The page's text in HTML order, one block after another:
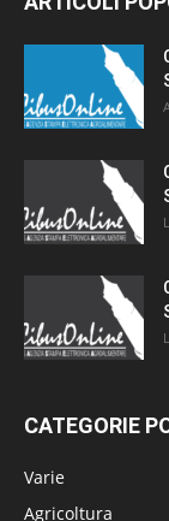
CATEGORIE
Varie
Agricoltura